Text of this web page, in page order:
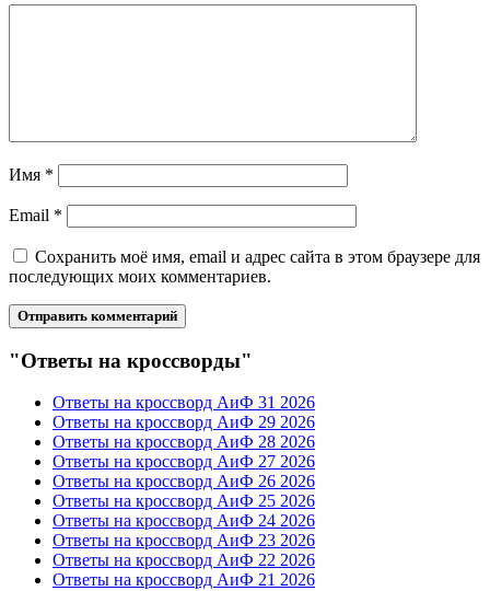
Имя *
Email *
Сохранить моё имя, email и адрес сайта в этом браузере для
последующих моих комментариев.
"Ответы на кроссворды"
Ответы на кроссворд АиФ 31 2026
Ответы на кроссворд АиФ 29 2026
Ответы на кроссворд АиФ 28 2026
Ответы на кроссворд АиФ 27 2026
Ответы на кроссворд АиФ 26 2026
Ответы на кроссворд АиФ 25 2026
Ответы на кроссворд АиФ 24 2026
Ответы на кроссворд АиФ 23 2026
Ответы на кроссворд АиФ 22 2026
Ответы на кроссворд АиФ 21 2026